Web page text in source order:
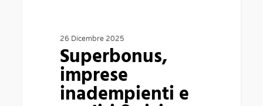
pagamenti,26 Dicembre 2025
Superbonus,
imprese
inadempienti e